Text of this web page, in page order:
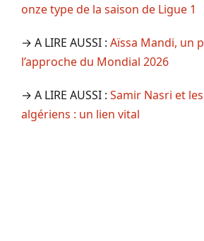
onze type de la saison de Ligue 1
→ A LIRE AUSSI : Aïssa Mandi, un
l’approche du Mondial 2026
→ A LIRE AUSSI : Samir Nasri et
algériens : un lien vital